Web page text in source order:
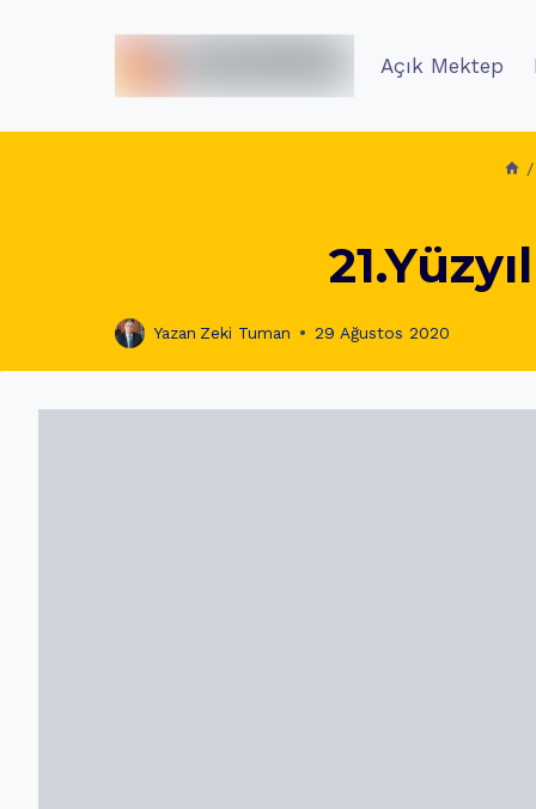
Açık Mektep
/
Yazan Zeki Tuman 29 Ağustos 2020